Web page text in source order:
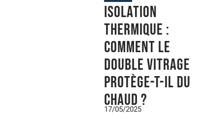
Isolation
thermique :
comment le
double vitrage
protège-t-il du
chaud ?
17/05/2025